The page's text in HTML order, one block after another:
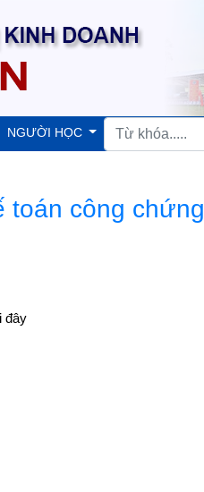
NGƯỜI HỌC
toán công chứng
đây